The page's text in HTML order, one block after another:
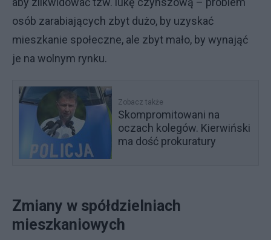
osób zarabiających zbyt dużo, by uzyskać
mieszkanie społeczne, ale zbyt mało, by wynająć
je na wolnym rynku.
Zobacz także
Skompromitowani na
oczach kolegów. Kierwiński
ma dość prokuratury
Zmiany w spółdzielniach
mieszkaniowych